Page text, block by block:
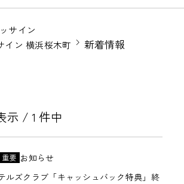
サイン
イン 横浜桜木町
新着情報
示 / 1 件中
ルズクラブ「キャッシュバック特典」終
重要 お知らせ